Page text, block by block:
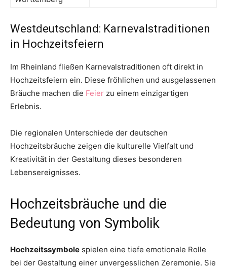
Westdeutschland: Karnevalstraditionen
in Hochzeitsfeiern
Im Rheinland fließen Karnevalstraditionen oft direkt in
Hochzeitsfeiern ein. Diese fröhlichen und ausgelassenen
Bräuche machen die Feier zu einem einzigartigen
Erlebnis.
Die regionalen Unterschiede der deutschen
Hochzeitsbräuche zeigen die kulturelle Vielfalt und
Kreativität in der Gestaltung dieses besonderen
Lebensereignisses.
Hochzeitsbräuche und die
Bedeutung von Symbolik
Hochzeitssymbole spielen eine tiefe emotionale Rolle
bei der Gestaltung einer unvergesslichen Zeremonie. Sie